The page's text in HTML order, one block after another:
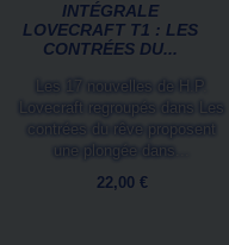
INTÉGRALE
LOVECRAFT T1 : LES
CONTRÉES DU...
Les 17 nouvelles de H.P.
Lovecraft regroupés dans Les
contrées du rêve proposent
une plongée dans...
22,00 €